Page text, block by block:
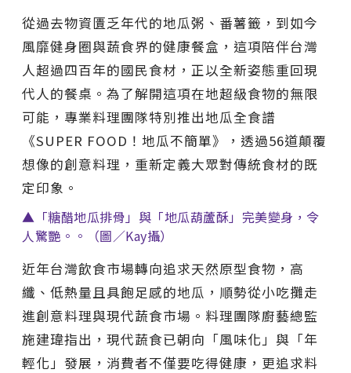
從過去物資匱乏年代的地瓜粥、番薯籤，到如今
風靡健身圈與蔬食界的健康餐盒，這項陪伴台灣
人超過四百年的國民食材，正以全新姿態重回現
代人的餐桌。為了解開這項在地超級食物的無限
可能，專業料理團隊特別推出地瓜全食譜
《SUPER FOOD！地瓜不簡單》，透過56道顛覆
想像的創意料理，重新定義大眾對傳統食材的既
定印象。
▲「糖醋地瓜排骨」與「地瓜葫蘆酥」完美變身，令
人驚艷。。（圖／Kay攝）
近年台灣飲食市場轉向追求天然原型食物，高
纖、低熱量且具飽足感的地瓜，順勢從小吃攤走
進創意料理與現代蔬食市場。料理團隊廚藝總監
施建瑋指出，現代蔬食已朝向「風味化」與「年
輕化」發展，消費者不僅要吃得健康，更追求料